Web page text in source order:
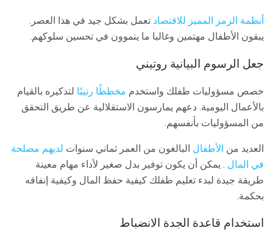
أنظمة الرمز المميز للاقتصاد تعمل بشكل جيد في هذا العصر.
يبقون الأطفال مهتمين وغالبا ما ينموون في تحسين سلوكهم.
جعل الرسوم البيانية روتيني
خصص مسؤوليات طفلك واستخدم مخططًا رتيبًا لتذكيره بالقيام
بالأعمال اليومية. دعهم يمارسون الاستقلالية عن طريق التحقق
من المسؤوليات بأنفسهم.
العديد من الأطفال البالغون من العمر ثماني سنوات لديهم مصلحة
في المال . يمكن أن يكون توفير بدل صغير لأداء مهام معينة
طريقة جيدة لبدء تعليم طفلك كيفية حفظ المال وكيفية إنفاقه
بحكمة.
استخدام قاعدة الجدة الانضباط